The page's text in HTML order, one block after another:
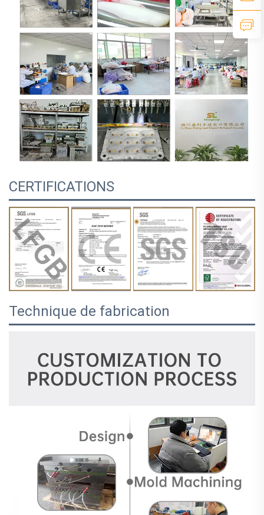
CERTIFICATIONS
Technique de fabrication